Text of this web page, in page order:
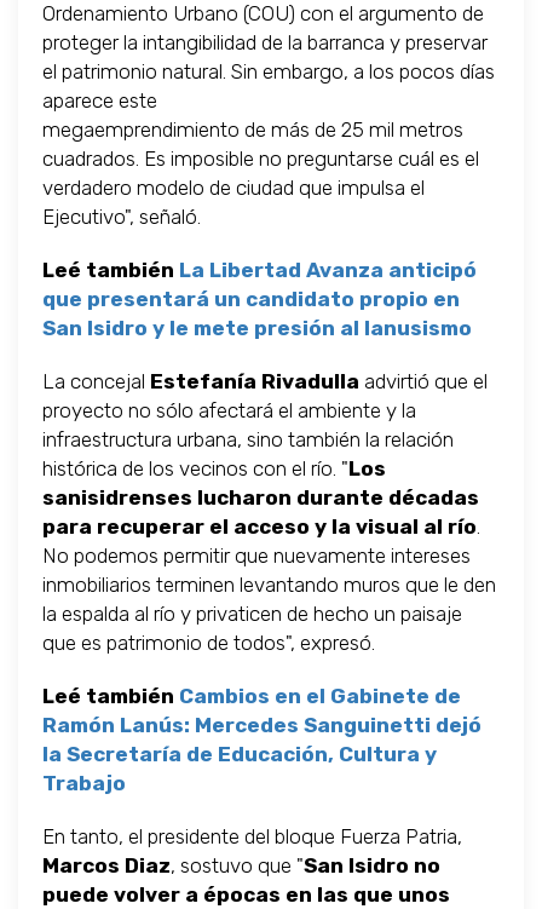
Ordenamiento Urbano (COU) con el argumento de
proteger la intangibilidad de la barranca y preservar
el patrimonio natural. Sin embargo, a los pocos días
aparece este
megaemprendimiento de más de 25 mil metros
cuadrados. Es imposible no preguntarse cuál es el
verdadero modelo de ciudad que impulsa el
Ejecutivo", señaló.
Leé también La Libertad Avanza anticipó
que presentará un candidato propio en
San Isidro y le mete presión al lanusismo
La concejal Estefanía Rivadulla advirtió que el
proyecto no sólo afectará el ambiente y la
infraestructura urbana, sino también la relación
histórica de los vecinos con el río. "Los
sanisidrenses lucharon durante décadas
para recuperar el acceso y la visual al río.
No podemos permitir que nuevamente intereses
inmobiliarios terminen levantando muros que le den
la espalda al río y privaticen de hecho un paisaje
que es patrimonio de todos", expresó.
Leé también Cambios en el Gabinete de
Ramón Lanús: Mercedes Sanguinetti dejó
la Secretaría de Educación, Cultura y
Trabajo
En tanto, el presidente del bloque Fuerza Patria,
Marcos Diaz, sostuvo que "San Isidro no
puede volver a épocas en las que unos